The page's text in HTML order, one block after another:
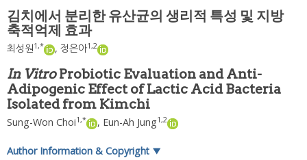
g
김치에서 분리한 유산균의 생리적 특성 및 지방
축적억제 효과
최성원1,* , 정은아1,2
In VitroProbiotic Evaluation and Anti-
Adipogenic Effect of Lactic Acid Bacteria
Isolated from Kimchi
Sung-Won Choi1,* , Eun-Ah Jung1,2
Author Information & Copyright ▼